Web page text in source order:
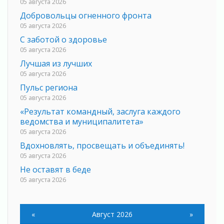
Добровольцы огненного фронта
05 августа 2026
С заботой о здоровье
05 августа 2026
Лучшая из лучших
05 августа 2026
Пульс региона
05 августа 2026
«Результат командный, заслуга каждого
ведомства и муниципалитета»
05 августа 2026
Вдохновлять, просвещать и объединять!
05 августа 2026
Не оставят в беде
05 августа 2026
04 августа 2026
Итоги конкурса «Лучший работник
« Август 2026 »